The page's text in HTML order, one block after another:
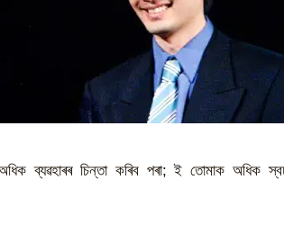
ব্যৱহাৰৰ চিন্তা কৰিব পৰা; ই তোমাক অধিক